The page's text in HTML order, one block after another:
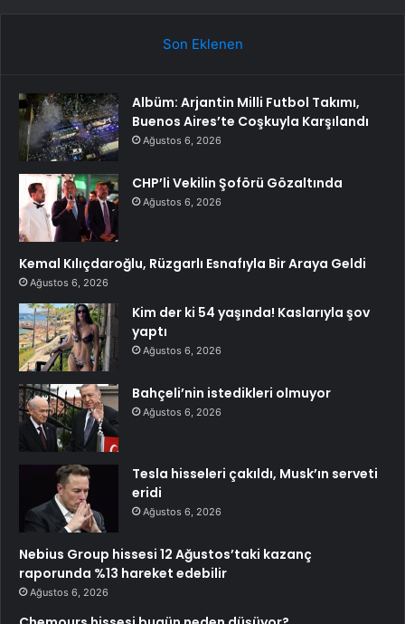
Son Eklenen
Albüm: Arjantin Milli Futbol Takımı,
Buenos Aires’te Coşkuyla Karşılandı
Ağustos 6, 2026
CHP’li Vekilin Şoförü Gözaltında
Ağustos 6, 2026
Kemal Kılıçdaroğlu, Rüzgarlı Esnafıyla Bir Araya Geldi
Ağustos 6, 2026
Kim der ki 54 yaşında! Kaslarıyla şov
yaptı
Ağustos 6, 2026
Bahçeli’nin istedikleri olmuyor
Ağustos 6, 2026
Tesla hisseleri çakıldı, Musk’ın serveti
eridi
Ağustos 6, 2026
Nebius Group hissesi 12 Ağustos’taki kazanç
raporunda %13 hareket edebilir
Ağustos 6, 2026